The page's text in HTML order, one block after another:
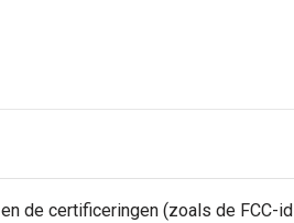
de certificeringen (zoals de FCC-